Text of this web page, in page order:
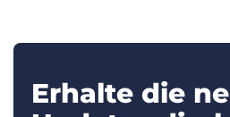
Erhalte die